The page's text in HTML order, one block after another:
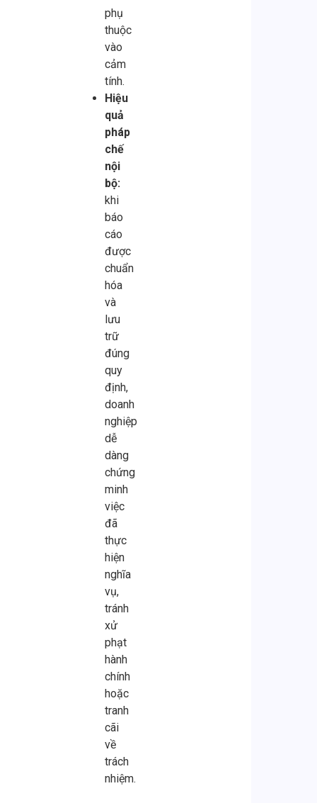
phụ
thuộc
vào
cảm
tính.
Hiệu
quả
pháp
chế
nội
bộ:
khi
báo
cáo
được
chuẩn
hóa
và
lưu
trữ
đúng
quy
định,
doanh
nghiệp
dễ
dàng
chứng
minh
việc
đã
thực
hiện
nghĩa
vụ,
tránh
xử
phạt
hành
chính
hoặc
tranh
cãi
về
trách
nhiệm.